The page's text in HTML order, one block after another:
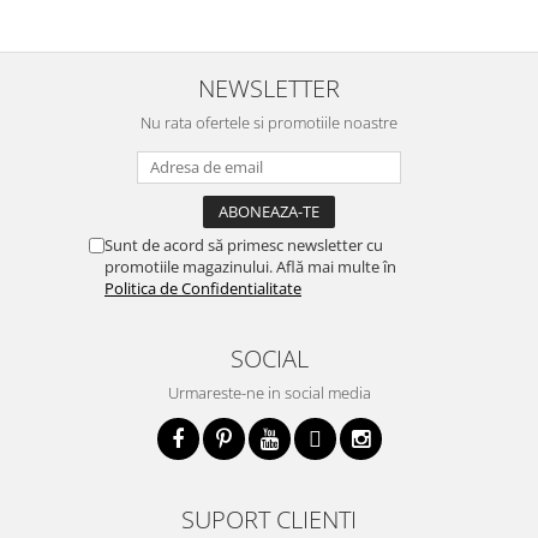
NEWSLETTER
Nu rata ofertele si promotiile noastre
Sunt de acord să primesc newsletter cu
promotiile magazinului. Află mai multe în
Politica de Confidentialitate
SOCIAL
Urmareste-ne in social media
SUPORT CLIENTI